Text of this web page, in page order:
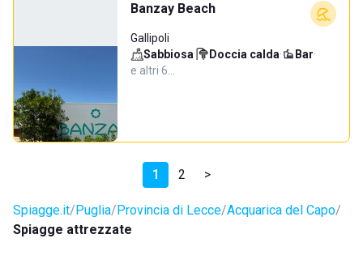
Banzay Beach
Gallipoli
Sabbiosa· Doccia calda· Bar·
e altri 6…
1 2 >
Spiagge.it Puglia Provincia di Lecce Acquarica del Capo
Spiagge attrezzate